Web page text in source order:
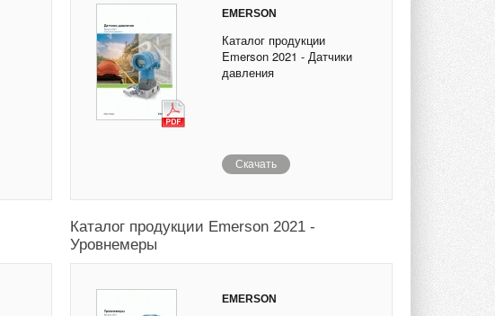
EMERSON
Каталог продукции
Emerson 2021 - Датчики
давления
Скачать
Каталог продукции Emerson 2021 -
Уровнемеры
EMERSON